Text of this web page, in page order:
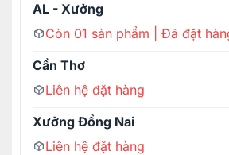
AL - Xưởng
Còn 01 sản phẩm | Đã đặt
Cần Thơ
Liên hệ đặt hàng
Xưởng Đồng Nai
Liên hệ đặt hàng